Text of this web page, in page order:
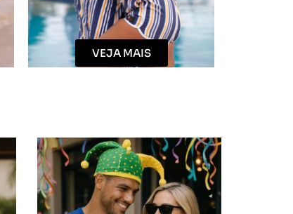
VEJA MAIS